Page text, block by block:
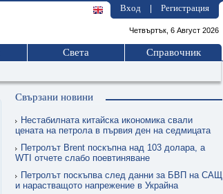
Вход Регистрация
Четвъртък, 6 Август 2026
Света Справочник
Свързани новини
Нестабилната китайска икономика свали
цената на петрола в първия ден на седмицата
Петролът Brent поскъпна над 103 долара, а
WTI отчете слабо поевтиняване
Петролът поскъпва след данни за БВП на САЩ
и нарастващото напрежение в Украйна